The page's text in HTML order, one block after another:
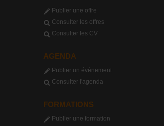
Publier une offre
Consulter les offres
Consulter les CV
AGENDA
Publier un événement
Consulter l'agenda
FORMATIONS
Publier une formation